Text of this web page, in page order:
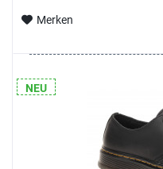
Merken
NEU